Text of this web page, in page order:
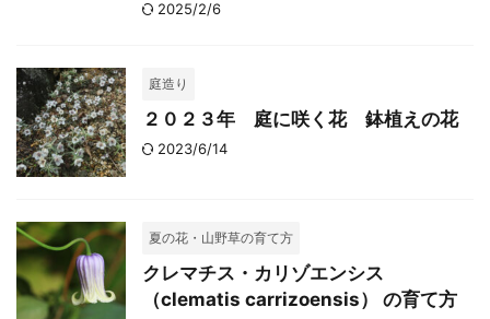
2025/2/6
庭造り
２０２３年 庭に咲く花 鉢植えの花
2023/6/14
夏の花・山野草の育て方
クレマチス・カリゾエンシス
（clematis carrizoensis） の育て方